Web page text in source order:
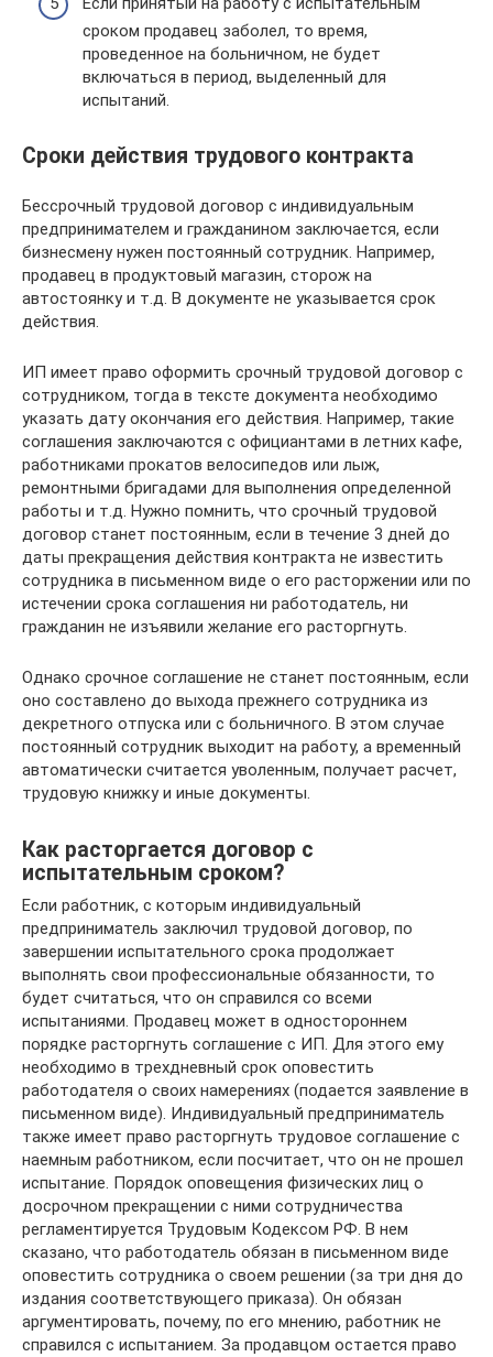
сроком продавец заболел, то время,
проведенное на больничном, не будет
включаться в период, выделенный для
испытаний.
Сроки действия трудового контракта
Бессрочный трудовой договор с индивидуальным
предпринимателем и гражданином заключается, если
бизнесмену нужен постоянный сотрудник. Например,
продавец в продуктовый магазин, сторож на
автостоянку и т.д. В документе не указывается срок
действия.
ИП имеет право оформить срочный трудовой договор с
сотрудником, тогда в тексте документа необходимо
указать дату окончания его действия. Например, такие
соглашения заключаются с официантами в летних кафе,
работниками прокатов велосипедов или лыж,
ремонтными бригадами для выполнения определенной
работы и т.д. Нужно помнить, что срочный трудовой
договор станет постоянным, если в течение 3 дней до
даты прекращения действия контракта не известить
сотрудника в письменном виде о его расторжении или по
истечении срока соглашения ни работодатель, ни
гражданин не изъявили желание его расторгнуть.
Однако срочное соглашение не станет постоянным, если
оно составлено до выхода прежнего сотрудника из
декретного отпуска или с больничного. В этом случае
постоянный сотрудник выходит на работу, а временный
автоматически считается уволенным, получает расчет,
трудовую книжку и иные документы.
Как расторгается договор с
испытательным сроком?
Если работник, с которым индивидуальный
предприниматель заключил трудовой договор, по
завершении испытательного срока продолжает
выполнять свои профессиональные обязанности, то
будет считаться, что он справился со всеми
испытаниями. Продавец может в одностороннем
порядке расторгнуть соглашение с ИП. Для этого ему
необходимо в трехдневный срок оповестить
работодателя о своих намерениях (подается заявление в
письменном виде). Индивидуальный предприниматель
также имеет право расторгнуть трудовое соглашение с
наемным работником, если посчитает, что он не прошел
испытание. Порядок оповещения физических лиц о
досрочном прекращении с ними сотрудничества
регламентируется Трудовым Кодексом РФ. В нем
сказано, что работодатель обязан в письменном виде
оповестить сотрудника о своем решении (за три дня до
издания соответствующего приказа). Он обязан
аргументировать, почему, по его мнению, работник не
справился с испытанием. За продавцом остается право